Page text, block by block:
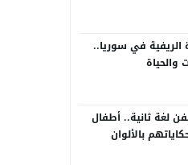
الريفية في سوريا..
والحياة
لغة ثانية.. أطفال
بالألوان